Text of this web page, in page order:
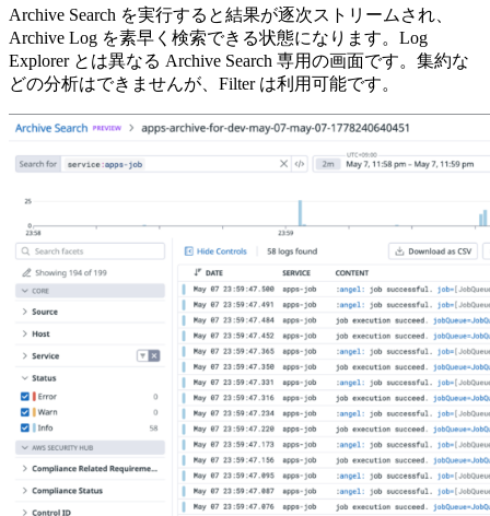
Archive Search を実行すると結果が逐次ストリームされ、
Archive Log を素早く検索できる状態になります。Log
Explorer とは異なる Archive Search 専用の画面です。集約な
どの分析はできませんが、Filter は利用可能です。